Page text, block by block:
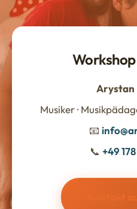
Arystan
Musiker ·
📧
📞 +49
Kontakt